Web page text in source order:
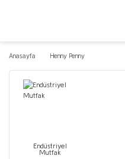
Anasayfa Henny Penny
Endüstriyel
Mutfak